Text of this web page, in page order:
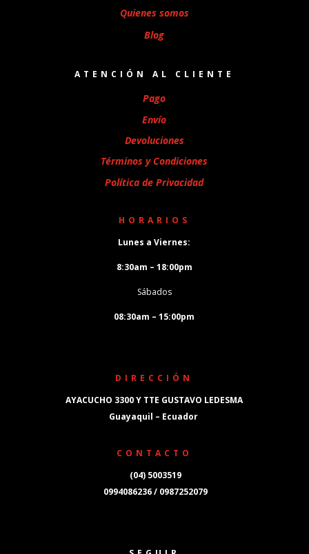
Quienes somos
Blog
ATENCIÓN AL CLIENTE
Pago
Envío
Devoluciones
Términos y Condiciones
Política de Privacidad
HORARIOS
Lunes a Viernes:
8:30am – 18:00pm
Sábados
08:30am – 15:00pm
DIRECCIÓN
AYACUCHO 3300 Y TTE GUSTAVO LEDESMA
Guayaquil – Ecuador
CONTACTO
(04) 5003519
0994086236 / 0987252079